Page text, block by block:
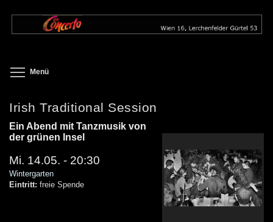
zum
Menü
Irish Traditional Session
Ein Abend mit Tanzmusik von
der grünen Insel
Mi. 14.05. - 20:30
Wintergarten
Eintritt: freie Spende